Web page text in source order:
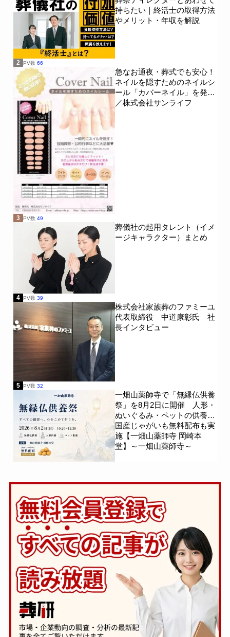
持ちたい｜終活士の取得方法
やメリット・年収を解説
2 PV数 66
急なお通夜・葬式でも安心！
ネイルを隠すためのネイルシ
ール「カバーネイル」を発売
／株式会社サンライフ
3 PV数 49
葬儀社の起用タレント（イメ
ージキャラクター）まとめ
4 PV数 39
株式会社家族葬のファミーユ
代表取締役 中道康彰氏 社
長インタビュー
5 PV数 32
一畑山薬師寺で「無縁仏供養
祭」を8月2日に開催 人形・
ぬいぐるみ・ペットの供養、
国産じゃがいも無料配布も実
施【一畑山薬師寺 岡崎本
堂】～一畑山薬師寺～